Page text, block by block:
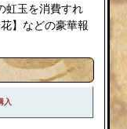
虹玉を消費すれ
】などの豪華報
入